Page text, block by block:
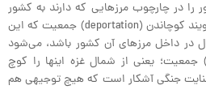
در چارچوب مرزهایی که دارند به کشور
دیگری انتقال بدهید، این را می‌گویند کوچاندن (deportation) جمعیت که این
در داخل مرزهای آن کشور باشد، می‌شود
انتقال اجباری (Forced transfer) جمعیت؛ یعنی از شمال غزه اینها را کوچ
جنگی آشکار است که هیچ توجیهی هم